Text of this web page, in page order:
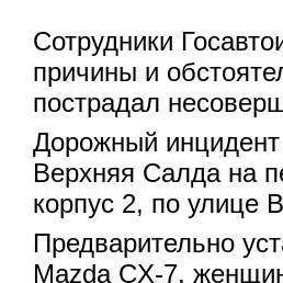
Сотрудники
причины и
пострадал
Дорожный
Верхняя Салда на
корпус 2, по улице
Предварительно
Mazda CX-7,